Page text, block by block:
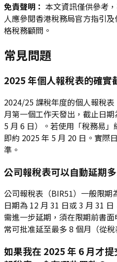
免責聲明： 本文資訊僅供參考
人應參閱香港稅務局官方指引
格稅務顧問。
常見問題
2025 年個人報稅表的確實
2024/25 課稅年度的個人報稅
月第一個工作天發出，截止日
5 月 6 日）。若使用「稅務易」
即約 2025 年 5 月 20 日。實際
準。
公司報稅表可以自動延期
公司報稅表（BIR51）一般限
日期為 12 月 31 日或 3 月 31
需進一步延期，須在限期前書
常可批准延至最多 8 個月（從
如果我在 2025 年 6 月才